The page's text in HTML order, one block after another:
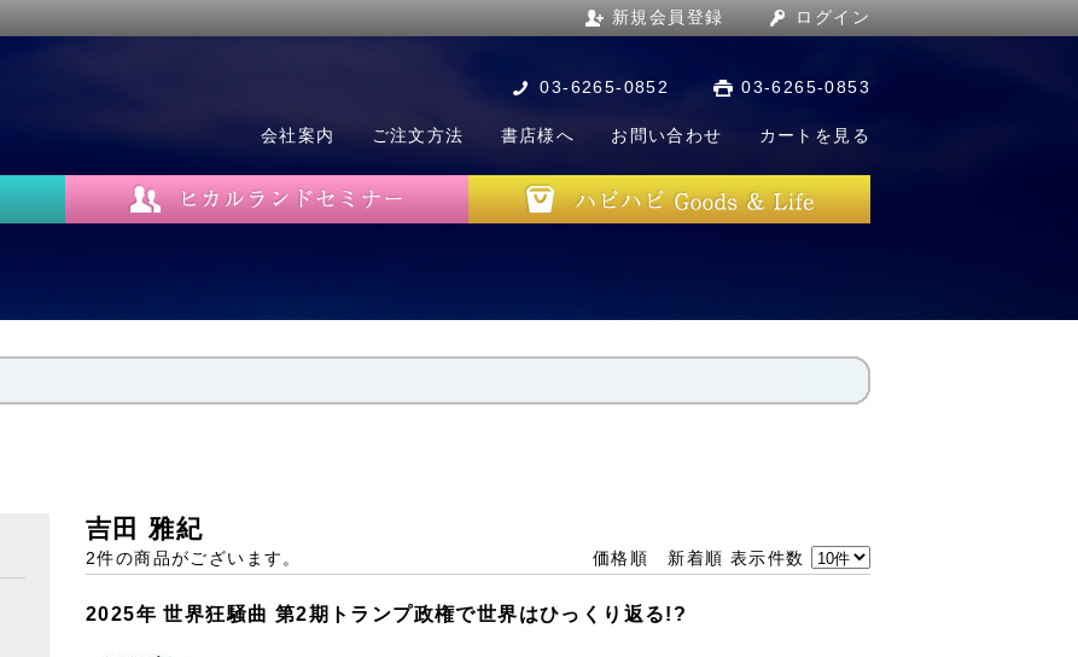
新規会員登録 ログイン
03-6265-0852 03-6265-0853
会社案内 ご注文方法 書店様へ お問い合わせ カートを見る
吉田 雅紀
価格順 新着順 表示件数
2件の商品がございます。
2025年 世界狂騒曲 第2期トランプ政権で世界はひっくり返る!?